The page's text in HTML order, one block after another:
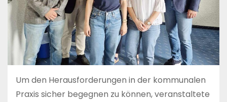
Um den Herausforderungen in der kommunalen
Praxis sicher begegnen zu können, veranstaltete